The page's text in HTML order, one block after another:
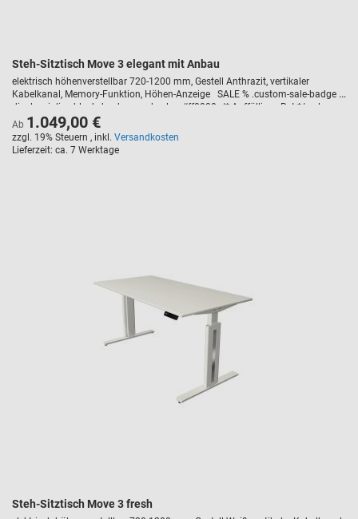
Steh-Sitztisch Move 3 elegant mit Anbau
elektrisch höhenverstellbar 720-1200 mm, Gestell Anthrazit, vertikaler
Kabelkanal, Memory-Funktion, Höhen-Anzeige SALE % .custom-sale-badge {
display: inline-block; background-color: #ff0000; /* Auffälliges Rot */ color:
#ffffff; /* Weiße Schrift */ font-weight: bold; text-transform: uppercase;
padding: 5px 10px; border-radius: 3px; font-size: 14px; margin-bottom: 10px;
letter-spacing: 1px; }
Ab 1.049,00 €
zzgl. 19% Steuern , inkl. Versandkosten
Lieferzeit ca. 7 Werktage
Steh-Sitztisch Move 3 fresh